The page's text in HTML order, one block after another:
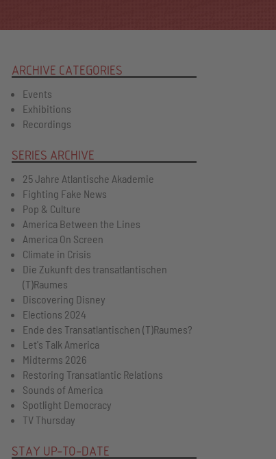
ARCHIVE CATEGORIES
Events
Exhibitions
Recordings
SERIES ARCHIVE
25 Jahre Atlantische Akademie
Fighting Fake News
Pop & Culture
America Between the Lines
America On Screen
Climate in Crisis
Die Zukunft des transatlantischen
(T)Raumes
Discovering Disney
Elections 2024
Ende des Transatlantischen (T)Raumes?
Let's Talk America
Midterms 2026
Restoring Transatlantic Relations
Sounds of America
Spotlight Democracy
TV Thursday
STAY UP-TO-DATE